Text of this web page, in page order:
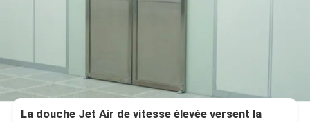
La douche Jet Air de vitesse élevée versent la